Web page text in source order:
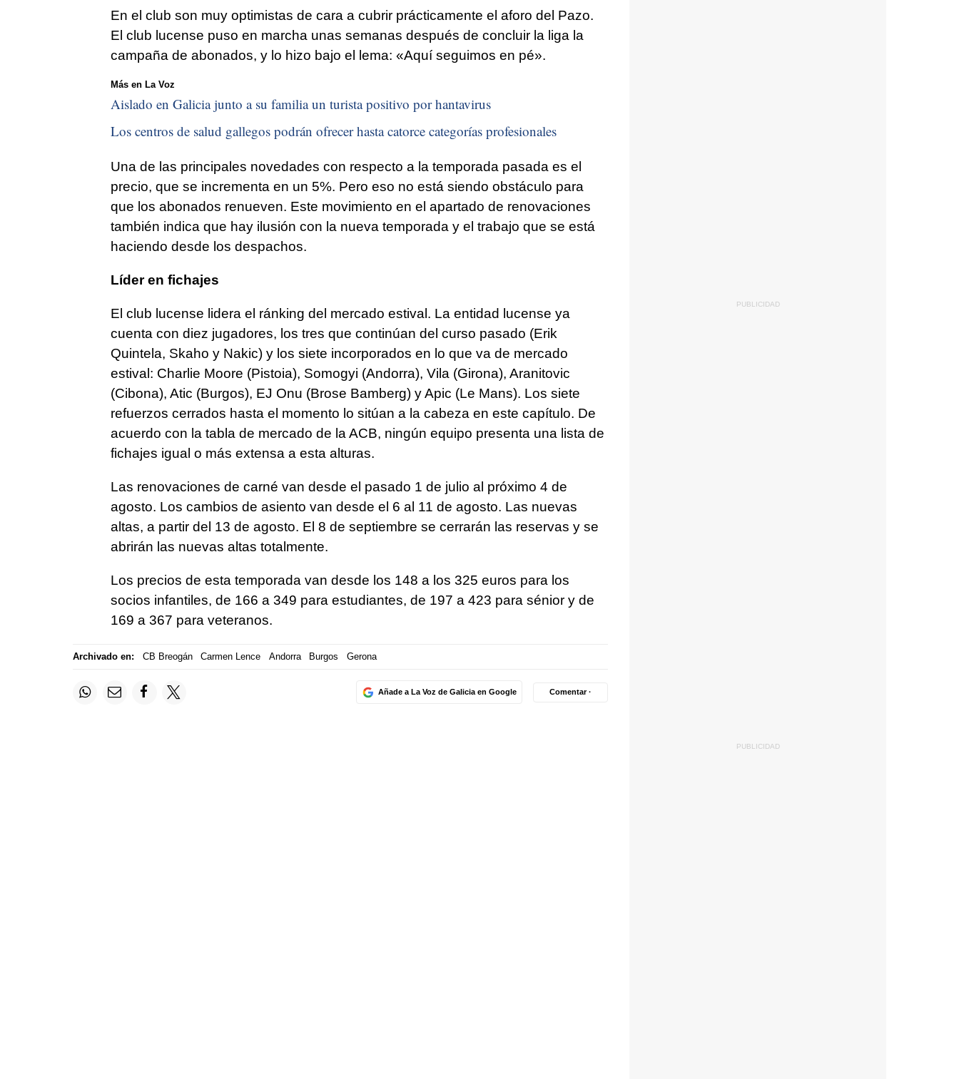
En el club son muy optimistas de cara a cubrir prácticamente el aforo del Pazo.
El club lucense puso en marcha unas semanas después de concluir la liga la
campaña de abonados, y lo hizo bajo el lema: «Aquí seguimos en pé».
Más en La Voz
Aislado en Galicia junto a su familia un turista positivo por hantavirus
Los centros de salud gallegos podrán ofrecer hasta catorce categorías profesionales
Una de las principales novedades con respecto a la temporada pasada es el
precio, que se incrementa en un 5%. Pero eso no está siendo obstáculo para
que los abonados renueven. Este movimiento en el apartado de renovaciones
también indica que hay ilusión con la nueva temporada y el trabajo que se está
haciendo desde los despachos.
Líder en fichajes
El club lucense lidera el ránking del mercado estival. La entidad lucense ya
cuenta con diez jugadores, los tres que continúan del curso pasado (Erik
Quintela, Skaho y Nakic) y los siete incorporados en lo que va de mercado
estival: Charlie Moore (Pistoia), Somogyi (Andorra), Vila (Girona), Aranitovic
(Cibona), Atic (Burgos), EJ Onu (Brose Bamberg) y Apic (Le Mans). Los siete
refuerzos cerrados hasta el momento lo sitúan a la cabeza en este capítulo. De
acuerdo con la tabla de mercado de la ACB, ningún equipo presenta una lista de
fichajes igual o más extensa a esta alturas.
Las renovaciones de carné van desde el pasado 1 de julio al próximo 4 de
agosto. Los cambios de asiento van desde el 6 al 11 de agosto. Las nuevas
altas, a partir del 13 de agosto. El 8 de septiembre se cerrarán las reservas y se
abrirán las nuevas altas totalmente.
Los precios de esta temporada van desde los 148 a los 325 euros para los
socios infantiles, de 166 a 349 para estudiantes, de 197 a 423 para sénior y de
169 a 367 para veteranos.
Archivado en: CB Breogán Carmen Lence Andorra Burgos Gerona
Añade a La Voz de Galicia en Google Comentar ·